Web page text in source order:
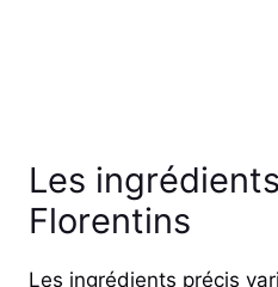
Les
Florentins
Les ingrédients précis